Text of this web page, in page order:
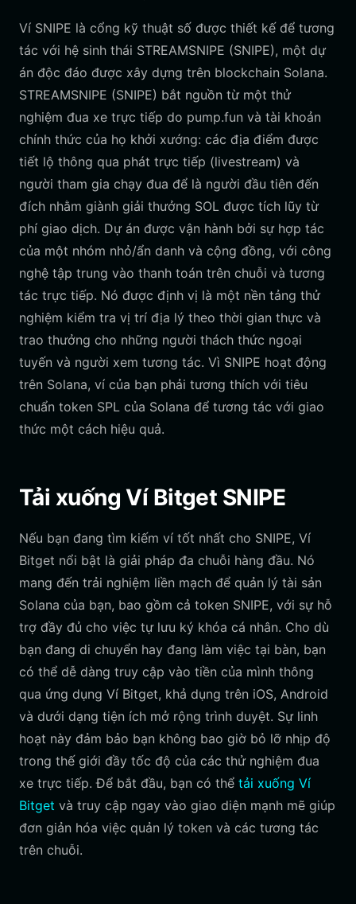
Ví SNIPE là cổng kỹ thuật số được thiết kế để tương
tác với hệ sinh thái STREAMSNIPE (SNIPE), một dự
án độc đáo được xây dựng trên blockchain Solana.
STREAMSNIPE (SNIPE) bắt nguồn từ một thử
nghiệm đua xe trực tiếp do pump.fun và tài khoản
chính thức của họ khởi xướng: các địa điểm được
tiết lộ thông qua phát trực tiếp (livestream) và
người tham gia chạy đua để là người đầu tiên đến
đích nhằm giành giải thưởng SOL được tích lũy từ
phí giao dịch. Dự án được vận hành bởi sự hợp tác
của một nhóm nhỏ/ẩn danh và cộng đồng, với công
nghệ tập trung vào thanh toán trên chuỗi và tương
tác trực tiếp. Nó được định vị là một nền tảng thử
nghiệm kiểm tra vị trí địa lý theo thời gian thực và
trao thưởng cho những người thách thức ngoại
tuyến và người xem tương tác. Vì SNIPE hoạt động
trên Solana, ví của bạn phải tương thích với tiêu
chuẩn token SPL của Solana để tương tác với giao
thức một cách hiệu quả.
Tải xuống Ví Bitget SNIPE
Nếu bạn đang tìm kiếm ví tốt nhất cho SNIPE, Ví
Bitget nổi bật là giải pháp đa chuỗi hàng đầu. Nó
mang đến trải nghiệm liền mạch để quản lý tài sản
Solana của bạn, bao gồm cả token SNIPE, với sự hỗ
trợ đầy đủ cho việc tự lưu ký khóa cá nhân. Cho dù
bạn đang di chuyển hay đang làm việc tại bàn, bạn
có thể dễ dàng truy cập vào tiền của mình thông
qua ứng dụng Ví Bitget, khả dụng trên iOS, Android
và dưới dạng tiện ích mở rộng trình duyệt. Sự linh
hoạt này đảm bảo bạn không bao giờ bỏ lỡ nhịp độ
trong thế giới đầy tốc độ của các thử nghiệm đua
xe trực tiếp. Để bắt đầu, bạn có thể tải xuống Ví
Bitget và truy cập ngay vào giao diện mạnh mẽ giúp
đơn giản hóa việc quản lý token và các tương tác
trên chuỗi.